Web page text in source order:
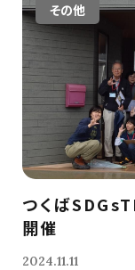
その他
つくば
開催
2024.11.11